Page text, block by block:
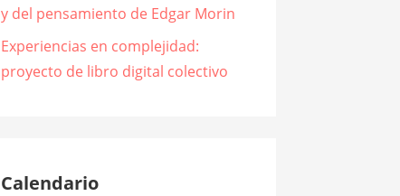
y del pensamiento de Edgar Morin
Experiencias en complejidad:
proyecto de libro digital colectivo
Calendario